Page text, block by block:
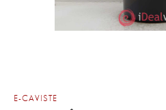
E-CAVISTE